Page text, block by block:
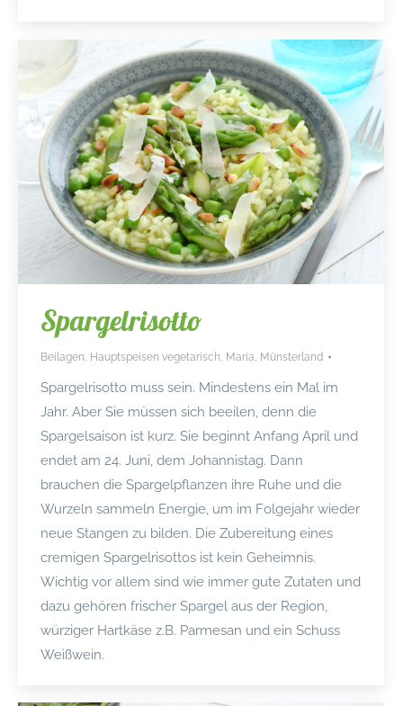
Spargelrisotto
Beilagen Hauptspeisen vegetarisch Maria Münsterland
Spargelrisotto muss sein. Mindestens ein Mal im
Jahr. Aber Sie müssen sich beeilen, denn die
Spargelsaison ist kurz. Sie beginnt Anfang April und
endet am 24. Juni, dem Johannistag. Dann
brauchen die Spargelpflanzen ihre Ruhe und die
Wurzeln sammeln Energie, um im Folgejahr wieder
neue Stangen zu bilden. Die Zubereitung eines
cremigen Spargelrisottos ist kein Geheimnis.
Wichtig vor allem sind wie immer gute Zutaten und
dazu gehören frischer Spargel aus der Region,
würziger Hartkäse z.B. Parmesan und ein Schuss
Weißwein.